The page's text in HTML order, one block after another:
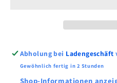
Anfrage
Abholung bei Ladengeschäft
Gewöhnlich fertig in 2 Stunden
Shop-Informationen